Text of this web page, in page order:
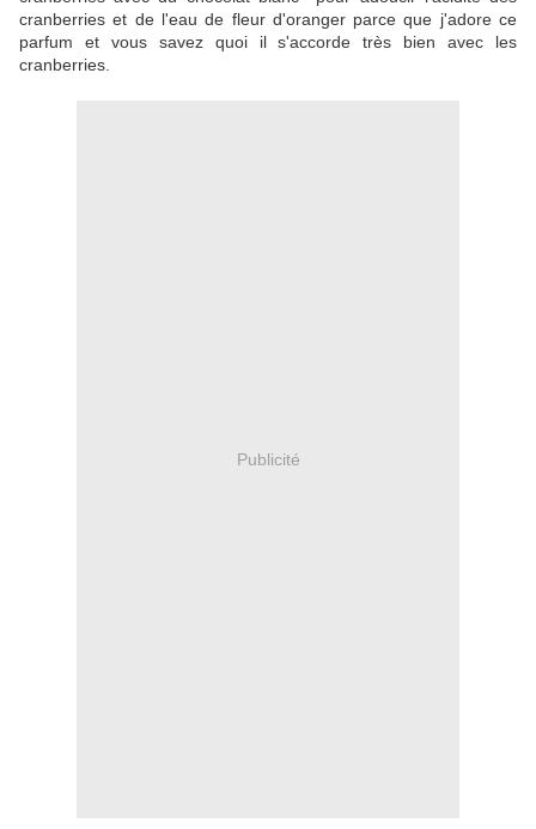
cranberries et de l'eau de fleur d'oranger parce que j'adore ce
parfum et vous savez quoi il s'accorde très bien avec les
cranberries.
Publicité